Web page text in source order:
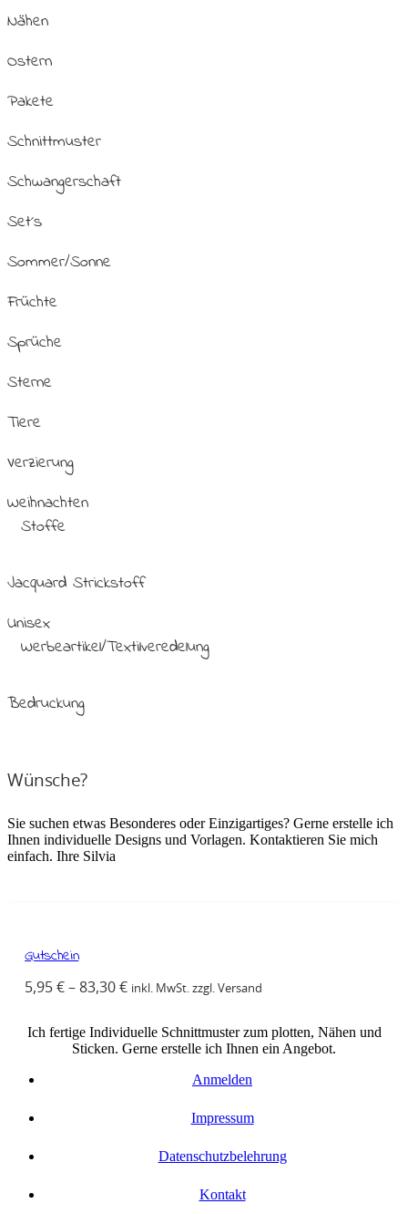
Nähen
Ostern
Pakete
Schnittmuster
Schwangerschaft
Set´s
Sommer/Sonne
Früchte
Sprüche
Sterne
Tiere
Verzierung
Weihnachten
Stoffe
Jacquard Strickstoff
Unisex
Werbeartikel/Textilveredelung
Bedruckung
Wünsche?
Sie suchen etwas Besonderes oder Einzigartiges? Gerne erstelle ich
Ihnen individuelle Designs und Vorlagen. Kontaktieren Sie mich
einfach. Ihre Silvia
Gutschein
5,95€ –83,30€ inkl. MwSt. zzgl. Versand
Ich fertige Individuelle Schnittmuster zum plotten, Nähen und
Sticken. Gerne erstelle ich Ihnen ein Angebot.
Anmelden
Impressum
Datenschutzbelehrung
Kontakt